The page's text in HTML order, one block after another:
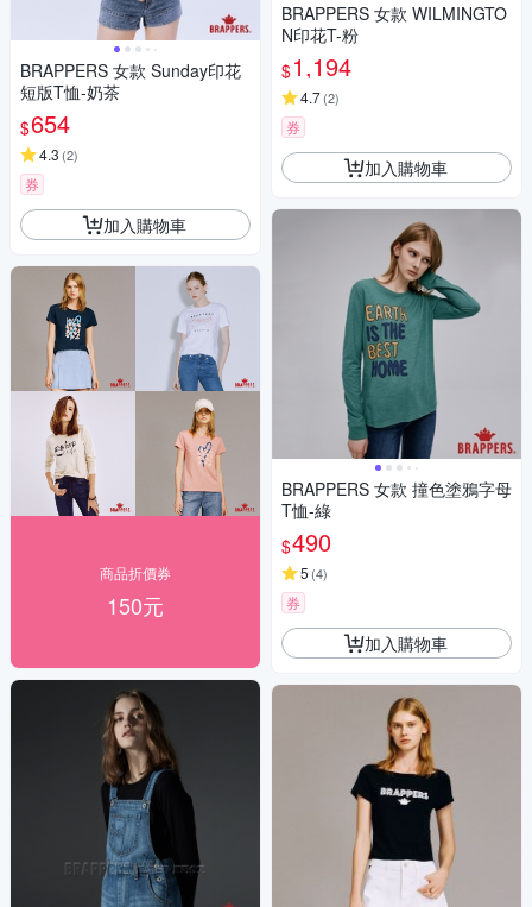
BRAPPERS 女款 Sunday印花
短版T恤-奶茶
$654
4.3 (2)
券
加入購物車
商品折價券
150元
BRAPPERS 女款 WILMINGTO
N印花T-粉
$1,194
4.7(2)
券
加入購物車
BRAPPERS 女款 撞色塗鴉字母
T恤-綠
$490
5 (4)
券
加入購物車